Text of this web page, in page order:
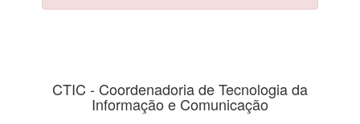
CTIC - Coordenadoria de Tecnologia da
Informação e Comunicação